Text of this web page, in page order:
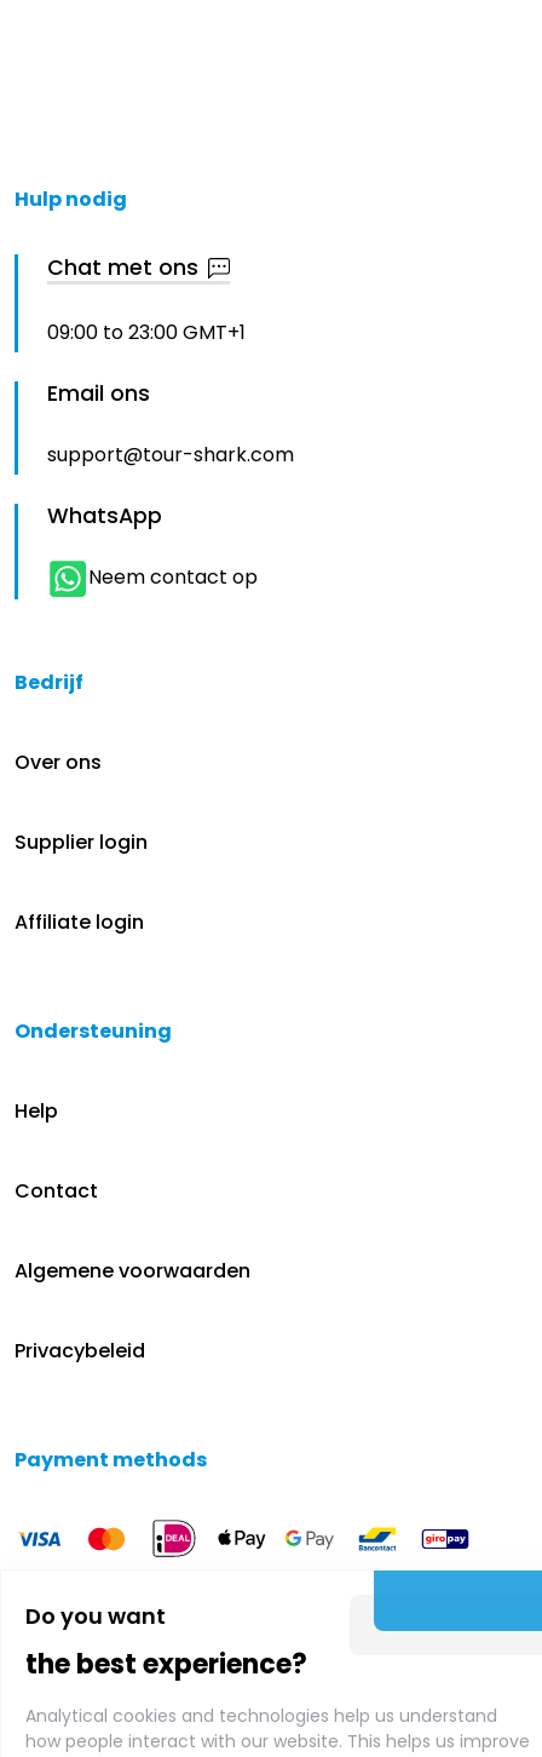
Do you want
the best experience?
Analytical cookies and technologies help us understand
how people interact with our website. This helps us improve
Hulp nodig
Chat met ons
09:00 to 23:00 GMT+1
Email ons
support@tour-shark.com
WhatsApp
Neem contact op
Bedrijf
Over ons
Supplier login
Affiliate login
Ondersteuning
Help
Contact
Algemene voorwaarden
Privacybeleid
Payment methods